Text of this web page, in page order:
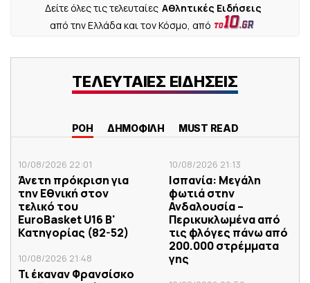
Δείτε όλες τις τελευταίες Αθλητικές Ειδήσεις
από την Ελλάδα και τον Κόσμο, από
ΤΕΛΕΥΤΑΙΕΣ ΕΙΔΗΣΕΙΣ
ΡΟΗ ΔΗΜΟΦΙΛΗ MUST READ
10/08/2026 22:01
Άνετη πρόκριση για
την Εθνική στον
τελικό του
EuroBasket U16 Β'
Κατηγορίας (82-52)
10/08/2026 21:48
Τι έκαναν Φρανσίσκο
10/08/2026 21:13
Ισπανία: Μεγάλη
φωτιά στην
Ανδαλουσία –
Περικυκλωμένα από
τις φλόγες πάνω από
200.000 στρέμματα
γης